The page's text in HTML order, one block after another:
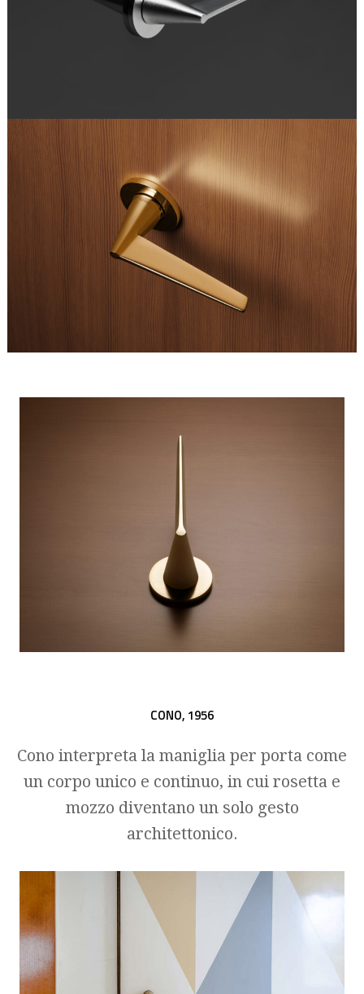
CONO, 1956
Cono interpreta la maniglia per porta come
un corpo unico e continuo, in cui rosetta e
mozzo diventano un solo gesto
architettonico.